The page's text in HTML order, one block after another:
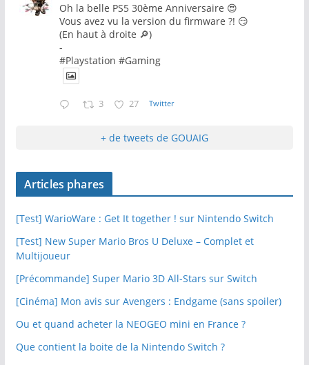
Oh la belle PS5 30ème Anniversaire 😍
Vous avez vu la version du firmware ?! 😏
(En haut à droite 🔎)
-
#Playstation #Gaming
3 27 Twitter
+ de tweets de GOUAIG
Articles phares
[Test] WarioWare : Get It together ! sur Nintendo Switch
[Test] New Super Mario Bros U Deluxe – Complet et
Multijoueur
[Précommande] Super Mario 3D All-Stars sur Switch
[Cinéma] Mon avis sur Avengers : Endgame (sans spoiler)
Ou et quand acheter la NEOGEO mini en France ?
Que contient la boite de la Nintendo Switch ?